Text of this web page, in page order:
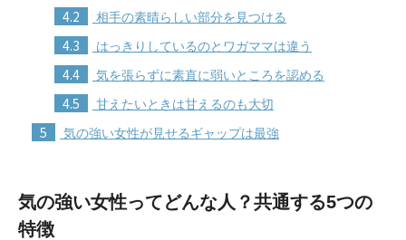
4.2 相手の素晴らしい部分を見つける
4.3 はっきりしているのとワガママは違う
4.4 気を張らずに素直に弱いところを認める
4.5 甘えたいときは甘えるのも大切
5 気の強い女性が見せるギャップは最強
気の強い女性ってどんな人？共通する5つの
特徴